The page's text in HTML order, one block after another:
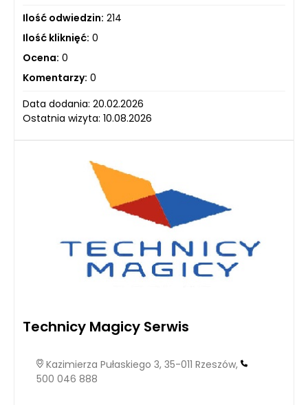
Ilość odwiedzin: 214
Ilość kliknięć: 0
Ocena: 0
Komentarzy: 0
Data dodania: 20.02.2026
Ostatnia wizyta: 10.08.2026
Technicy Magicy Serwis
Kazimierza Pułaskiego 3, 35-011 Rzeszów,
500 046 888